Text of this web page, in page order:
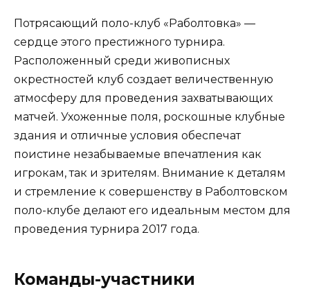
Потрясающий поло-клуб «Раболтовка» —
сердце этого престижного турнира.
Расположенный среди живописных
окрестностей клуб создает величественную
атмосферу для проведения захватывающих
матчей. Ухоженные поля, роскошные клубные
здания и отличные условия обеспечат
поистине незабываемые впечатления как
игрокам, так и зрителям. Внимание к деталям
и стремление к совершенству в Раболтовском
поло-клубе делают его идеальным местом для
проведения турнира 2017 года.
Команды-участники